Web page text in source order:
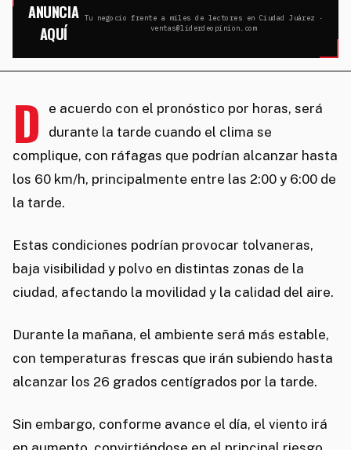
ANUNCIA
AQUÍ
Tu negocio frente a miles de lectores en Ciudad Juárez ·
ventas@liderdeopinion.com
D
e acuerdo con el pronóstico por horas, será
durante la tarde cuando el clima se
complique, con ráfagas que podrían alcanzar hasta
los 60 km/h, principalmente entre las 2:00 y 6:00 de
la tarde.
Estas condiciones podrían provocar tolvaneras,
baja visibilidad y polvo en distintas zonas de la
ciudad, afectando la movilidad y la calidad del aire.
Durante la mañana, el ambiente será más estable,
con temperaturas frescas que irán subiendo hasta
alcanzar los 26 grados centígrados por la tarde.
Sin embargo, conforme avance el día, el viento irá